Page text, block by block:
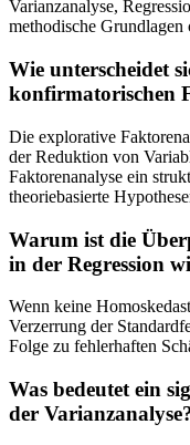
Varianzanalyse,
methodische Grundlagen
Wie unterscheidet
konfirmatorischen
Die explorative
der Reduktion von
Faktorenanalyse ein
theoriebasierte
Warum ist die
in der Regression
Wenn keine
Verzerrung der
Folge zu fehlerhaften
Was bedeutet ein
der